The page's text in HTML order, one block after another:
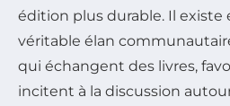
édition plus durable. Il
véritable élan
qui échangent des livres,
incitent à la discussion